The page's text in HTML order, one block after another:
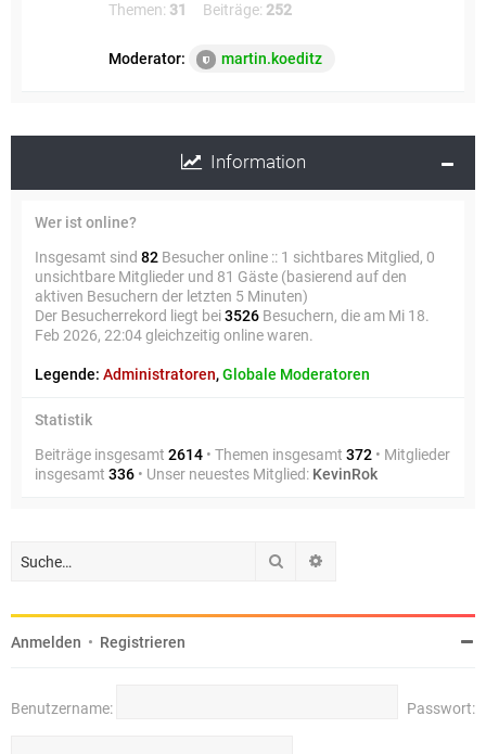
Themen: 31 Beiträge: 252
Moderator: martin.koeditz
Information
Wer ist online?
Insgesamt sind 82 Besucher online :: 1 sichtbares Mitglied, 0
unsichtbare Mitglieder und 81 Gäste (basierend auf den
aktiven Besuchern der letzten 5 Minuten)
Der Besucherrekord liegt bei3526 Besuchern, die am Mi 18.
Feb 2026, 22:04 gleichzeitig online waren.
Legende: Administratoren,Globale Moderatoren
Statistik
Beiträge insgesamt 2614 • Themen insgesamt 372 • Mitglieder
insgesamt 336 • Unser neuestes Mitglied: KevinRok
Suche
Anmelden • Registrieren
Benutzername: Passwort: